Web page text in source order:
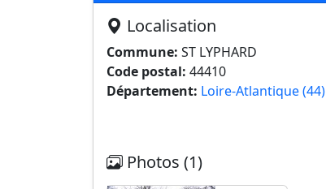
Localisation
Commune: ST LYPHARD
Code postal: 44410
Département: Loire-Atlantique (44)
Photos (1)